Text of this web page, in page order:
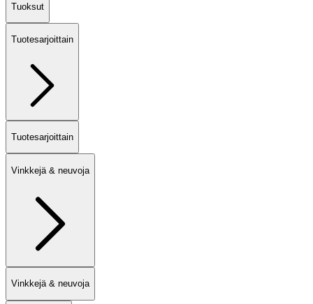
Tuoksut
Tuotesarjoittain
Tuotesarjoittain
Vinkkejä & neuvoja
Vinkkejä & neuvoja